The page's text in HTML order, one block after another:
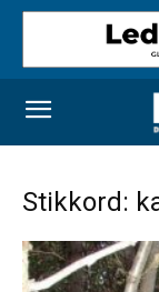
Stikkord: